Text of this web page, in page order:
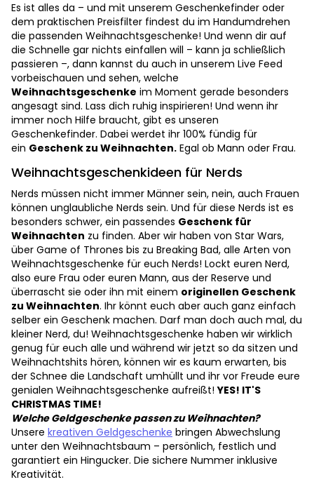
Es ist alles da – und mit unserem Geschenkefinder oder
dem praktischen Preisfilter findest du im Handumdrehen
die passenden Weihnachtsgeschenke! Und wenn dir auf
die Schnelle gar nichts einfallen will – kann ja schließlich
passieren –, dann kannst du auch in unserem Live Feed
vorbeischauen und sehen, welche
Weihnachtsgeschenke im Moment gerade besonders
angesagt sind. Lass dich ruhig inspirieren! Und wenn ihr
immer noch Hilfe braucht, gibt es unseren
Geschenkefinder. Dabei werdet ihr 100% fündig für
ein Geschenk zu Weihnachten. Egal ob Mann oder Frau.
Weihnachtsgeschenkideen für Nerds
Nerds müssen nicht immer Männer sein, nein, auch Frauen
können unglaubliche Nerds sein. Und für diese Nerds ist es
besonders schwer, ein passendes Geschenk für
Weihnachten zu finden. Aber wir haben von Star Wars,
über Game of Thrones bis zu Breaking Bad, alle Arten von
Weihnachtsgeschenke für euch Nerds! Lockt euren Nerd,
also eure Frau oder euren Mann, aus der Reserve und
überrascht sie oder ihn mit einem originellen Geschenk
zu Weihnachten. Ihr könnt euch aber auch ganz einfach
selber ein Geschenk machen. Darf man doch auch mal, du
kleiner Nerd, du! Weihnachtsgeschenke haben wir wirklich
genug für euch alle und während wir jetzt so da sitzen und
Weihnachtshits hören, können wir es kaum erwarten, bis
der Schnee die Landschaft umhüllt und ihr vor Freude eure
genialen Weihnachtsgeschenke aufreißt!YES! IT'S
CHRISTMAS TIME!
Welche Geldgeschenke passen zu Weihnachten?
Unsere kreativen Geldgeschenke bringen Abwechslung
unter den Weihnachtsbaum – persönlich, festlich und
garantiert ein Hingucker. Die sichere Nummer inklusive
Kreativität.